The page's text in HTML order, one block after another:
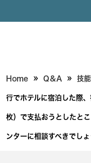
Home » Q＆A » 技
行でホテルに宿泊した際
枚）で支払おうとしたと
ンターに相談すべきでしょ